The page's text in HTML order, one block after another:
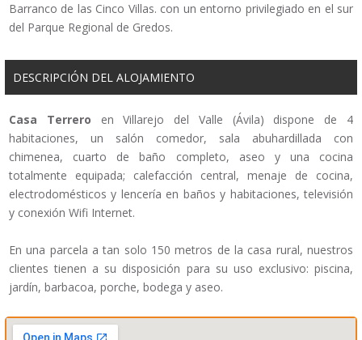
Barranco de las Cinco Villas. con un entorno privilegiado en el sur
del Parque Regional de Gredos.
DESCRIPCIÓN DEL ALOJAMIENTO
Casa Terrero en Villarejo del Valle (Ávila) dispone de 4
habitaciones, un salón comedor, sala abuhardillada con
chimenea, cuarto de baño completo, aseo y una cocina
totalmente equipada; calefacción central, menaje de cocina,
electrodomésticos y lencería en baños y habitaciones, televisión
y conexión Wifi Internet.
En una parcela a tan solo 150 metros de la casa rural, nuestros
clientes tienen a su disposición para su uso exclusivo: piscina,
jardín, barbacoa, porche, bodega y aseo.